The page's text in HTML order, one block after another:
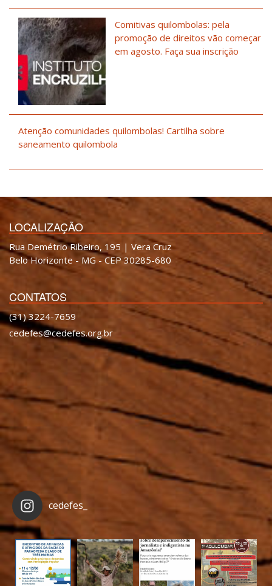
Comitivas quilombolas: pela
promoção de direitos vão começar
em agosto. Faça sua inscrição
Atenção comunidades quilombolas! Cartilha sobre
saneamento quilombola
LOCALIZAÇÃO
Rua Demétrio Ribeiro, 195 | Vera Cruz
Belo Horizonte - MG - CEP 30285-680
CONTATOS
(31) 3224-7659
cedefes@cedefes.org.br
cedefes_